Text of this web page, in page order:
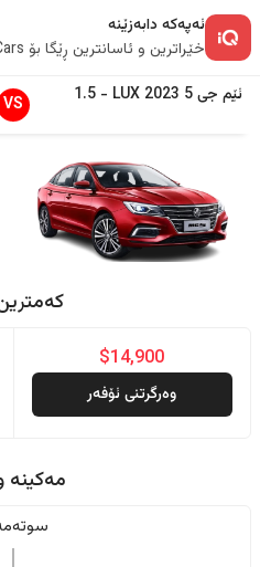
ئەپەکە دابەزێنە
خێراترین و ئاسانترین ڕێگا بۆ iQ Cars
ئێم جی5
2023
LUX
-
1.5
VS
$14,900
وەرگرتنی ئۆفەر
مەکینە